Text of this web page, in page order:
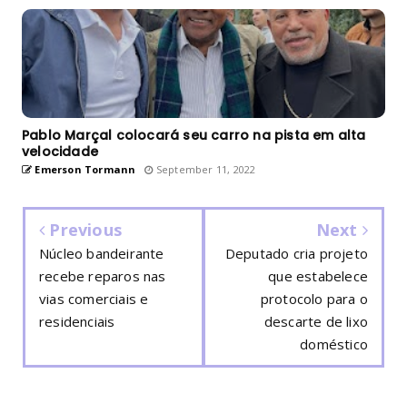
Pablo Marçal colocará seu carro na pista em alta
velocidade
Emerson Tormann September 11, 2022
Previous
Núcleo bandeirante
recebe reparos nas
vias comerciais e
residenciais
Next
Deputado cria projeto
que estabelece
protocolo para o
descarte de lixo
doméstico